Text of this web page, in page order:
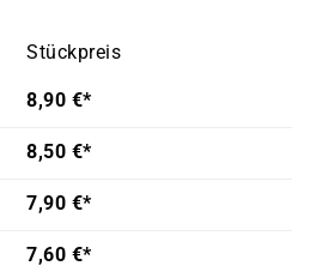
Stückpreis
8,90 €*
8,50 €*
7,90 €*
7,60 €*